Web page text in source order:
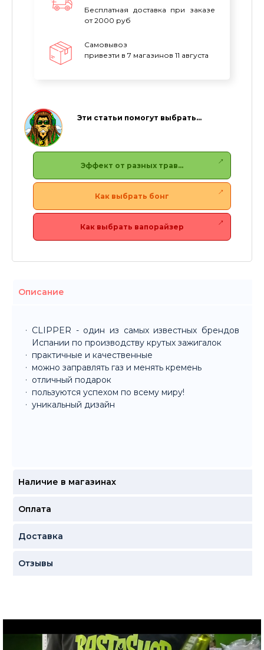
Бесплатная доставка при заказе
от 2000 руб
Самовывоз
привезти в 7 магазинов 11 августа
Эти статьи помогут выбрать…
Эффект от разных трав…
Как выбрать бонг
Как выбрать вапорайзер
Описание
CLIPPER - один из самых известных брендов
Испании по производству крутых зажигалок
практичные и качественные
можно заправлять газ и менять кремень
отличный подарок
пользуются успехом по всему миру!
уникальный дизайн
Наличие в магазинах
Оплата
Доставка
Отзывы